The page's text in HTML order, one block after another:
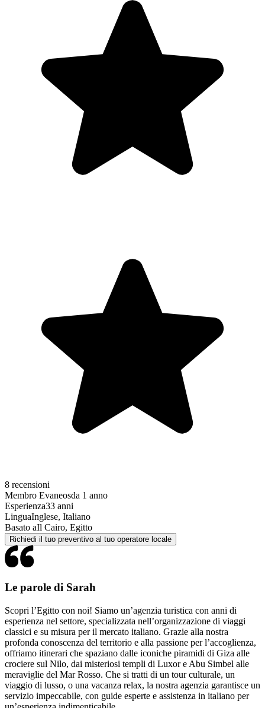
8 recensioni
Membro Evaneosda 1 anno
Esperienza33 anni
LinguaInglese, Italiano
Basato aIl Cairo, Egitto
Richiedi il tuo preventivo al tuo operatore locale
Le parole di Sarah
Scopri l’Egitto con noi! Siamo un’agenzia turistica con anni di
esperienza nel settore, specializzata nell’organizzazione di viaggi
classici e su misura per il mercato italiano. Grazie alla nostra
profonda conoscenza del territorio e alla passione per l’accoglienza,
offriamo itinerari che spaziano dalle iconiche piramidi di Giza alle
crociere sul Nilo, dai misteriosi templi di Luxor e Abu Simbel alle
meraviglie del Mar Rosso. Che si tratti di un tour culturale, un
viaggio di lusso, o una vacanza relax, la nostra agenzia garantisce un
servizio impeccabile, con guide esperte e assistenza in italiano per